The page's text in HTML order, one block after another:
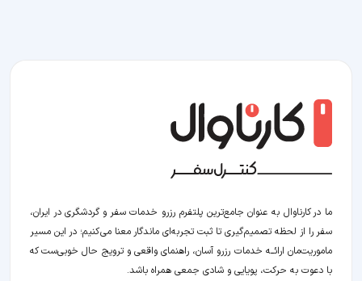
ما در کارناوال به عنوان جامع‌ترین پلتفرم رزرو خدمات سفر و گردشگری در ایران،
سفر را از لحظه‌ تصمیم‌گیری تا ثبت تجربه‌ای ماندگار معنا می‌کنیم؛ در این مسیر‍
ماموریت‌مان اراﺋــﻪ خدمات رزرو آسان، راهنمای واقعی و ترویج حال خوبی‌ست که
با دعوت به حرکت، پویایی و شادی جمعی همراه باشد.